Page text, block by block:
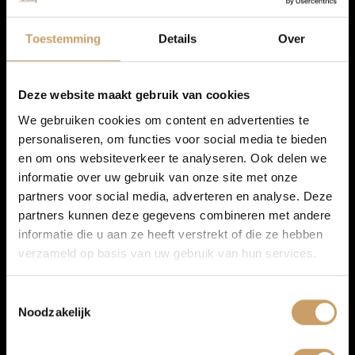
Toestemming Details Over
Deze website maakt gebruik van cookies
We gebruiken cookies om content en advertenties te
personaliseren, om functies voor social media te bieden
en om ons websiteverkeer te analyseren. Ook delen we
informatie over uw gebruik van onze site met onze
partners voor social media, adverteren en analyse. Deze
partners kunnen deze gegevens combineren met andere
informatie die u aan ze heeft verstrekt of die ze hebben
verzameld op basis van uw gebruik van hun services.
Noodzakelijk
Stuurwiel multifunctioneel
Autolease
Financiering
Autoverzekeringen
Verkoop
Auto onderhoud
Over Autobedrijf De Baaij